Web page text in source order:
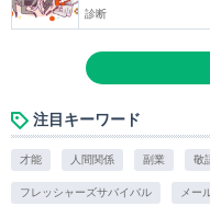
診断
注目キーワード
才能 人間関係 副業 敬
フレッシャーズサバイバル メー